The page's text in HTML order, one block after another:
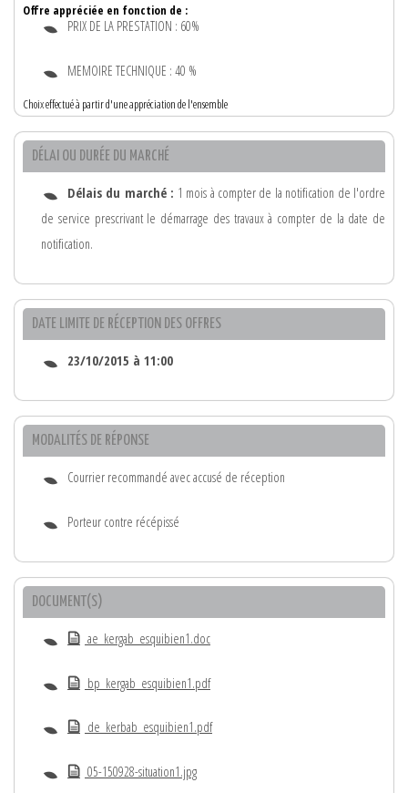
Offre appréciée en fonction de :
PRIX DE LA PRESTATION : 60%
MEMOIRE TECHNIQUE : 40 %
Choix effectué à partir d'une appréciation de l'ensemble
DÉLAI OU DURÉE DU MARCHÉ
Délais du marché : 1 mois à compter de la notification de l'ordre
de service prescrivant le démarrage des travaux à compter de la date de
notification.
DATE LIMITE DE RÉCEPTION DES OFFRES
23/10/2015 à 11:00
MODALITÉS DE RÉPONSE
Courrier recommandé avec accusé de réception
Porteur contre récépissé
DOCUMENT(S)
ae_kergab_esquibien1.doc
bp_kergab_esquibien1.pdf
de_kerbab_esquibien1.pdf
05-150928-situation1.jpg